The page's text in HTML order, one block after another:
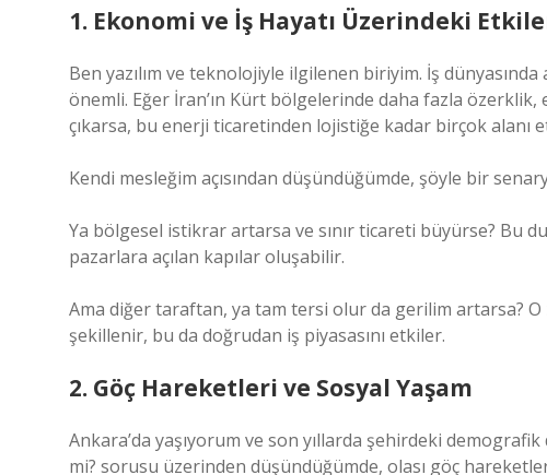
1. Ekonomi ve İş Hayatı Üzerindeki
Ben yazılım ve teknolojiyle ilgilenen biriyim. İş
önemli. Eğer İran’ın Kürt bölgelerinde daha fazla özerklik,
çıkarsa, bu enerji ticaretinden lojistiğe kadar birçok alanı
Kendi mesleğim açısından düşündüğümde, şöyle bir
Ya bölgesel istikrar artarsa ve sınır ticareti büyürse? Bu
pazarlara açılan kapılar oluşabilir.
Ama diğer taraftan, ya tam tersi olur da gerilim artarsa?
şekillenir, bu da doğrudan iş piyasasını etkiler.
2. Göç Hareketleri ve Sosyal Yaşam
Ankara’da yaşıyorum ve son yıllarda şehirdeki
mi? sorusu üzerinden düşündüğümde, olası göç